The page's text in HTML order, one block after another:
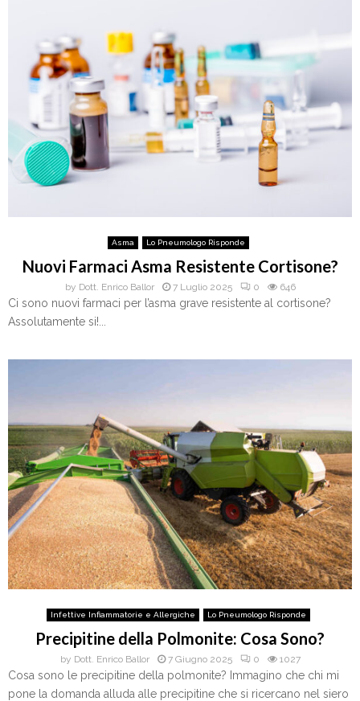
Asma Lo Pneumologo Risponde
Nuovi Farmaci Asma Resistente Cortisone?
by Dott. Enrico Ballor 7 Luglio 2025 0 646
Ci sono nuovi farmaci per l’asma grave resistente al cortisone?
Assolutamente si!...
Infettive Infiammatorie e Allergiche Lo Pneumologo Risponde
Precipitine della Polmonite: Cosa Sono?
by Dott. Enrico Ballor 7 Giugno 2025 0 1027
Cosa sono le precipitine della polmonite? Immagino che chi mi
pone la domanda alluda alle precipitine che si ricercano nel siero